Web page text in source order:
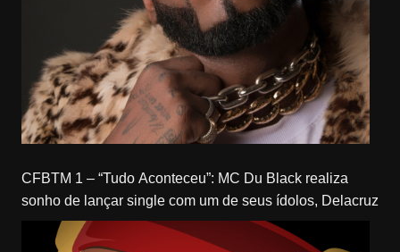
CFBTM 1 – “Tudo Aconteceu”: MC Du Black realiza
sonho de lançar single com um de seus ídolos, Delacruz